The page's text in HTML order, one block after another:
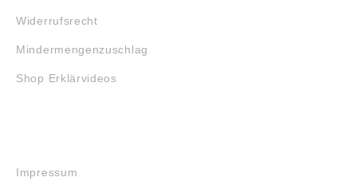
Widerrufsrecht
Mindermengenzuschlag
Shop Erklärvideos
Impressum